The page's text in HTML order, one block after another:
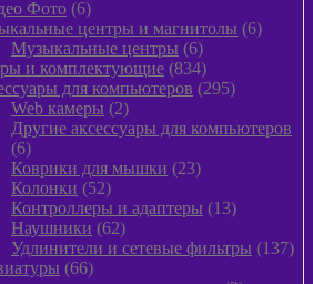
Фото 66
товаров
центры и магнитолы 66
Музыкальные центры 66
товаров
и комплектующие 834834
товара
для компьютеров 295295
Web камеры 22
товара
Другие аксессуары для компьютеров
66
товаров
Коврики для мышки 2323
Колонки 5252
товара
Контроллеры и адаптеры 1313
Наушники 6262
товара
Удлинители и сетевые фильтры 137137
6666